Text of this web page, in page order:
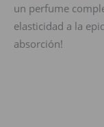
un perfume
elasticidad a la
absorción!